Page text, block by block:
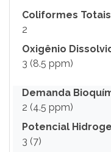
Coliformes Totais
2
Oxigênio
3 (8.5 ppm)
Demanda
2 (4.5 ppm)
Potencial
3 (7)